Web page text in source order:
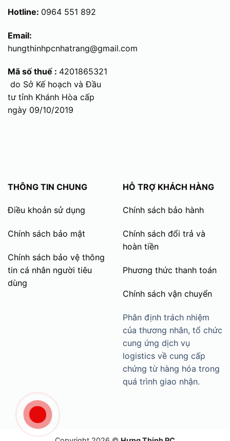
Hotline: 0964 551 892
Email:
hungthinhpcnhatrang@gmail.com
Mã số thuế : 4201865321
do Sở Kế hoạch và Đầu
tư tỉnh Khánh Hòa cấp
ngày 09/10/2019
THÔNG TIN CHUNG
Điều khoản sử dụng
Chính sách bảo mật
Chính sách bảo vệ thông
tin cá nhân người tiêu
dùng
HỖ TRỢ KHÁCH HÀNG
Chính sách bảo hành
Chính sách đổi trả và
hoàn tiền
Phương thức thanh toán
Chính sách vận chuyển
Phân định trách nhiệm
của thương nhân, tổ chức
cung ứng dịch vụ
logistics về cung cấp
chứng từ hàng hóa trong
quá trình giao nhận.